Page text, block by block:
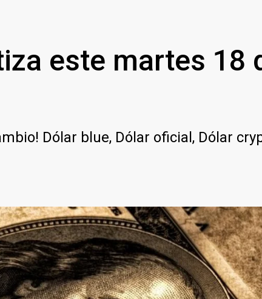
este martes 18
Dólar blue, Dólar oficial, Dólar